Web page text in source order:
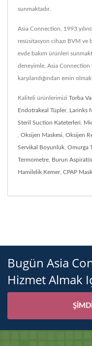
sunmaktadır.
Asia Connection, 1993
resüsitasyon cihazı BVM
evde bakım ürünleri
deneyimle, Asia
karşılandığından emin
Kaliteli ürünlerimizi Torba
Endotrakeal Tüpler, Larinks
Steril Suction Kateterleri
Oksijen Maskesi Oksijen
Servikal Boyunluk Omurga
Termometre Burun
Hamilelik Kemer, CPAP
Bugün Asia
Hizmet Almak